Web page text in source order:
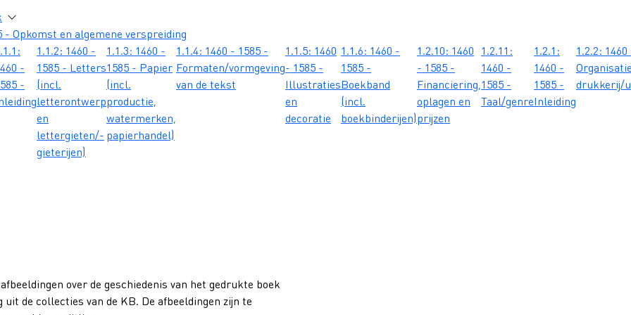
- Opkomst en algemene verspreiding
-
-
1.1.2: 1460 -
1585 - Letters
(incl.
letterontwerp
en
lettergieten/-
gieterijen)
1.1.3: 1460 -
1585 - Papier
(incl.
productie,
watermerken,
papierhandel)
1.1.4: 1460 - 1585 -
Formaten/vormgeving
van de tekst
1.1.5: 1460
- 1585 -
Illustraties
en
decoratie
1.1.6: 1460 -
1585 -
Boekband
(incl.
boekbinderijen)
1.2.10: 1460
- 1585 -
Financiering,
oplagen en
prijzen
1.2.11:
1460 -
1585 -
Taal/genre
1.2.1:
1460 -
1585 -
Inleiding
1.2.2:
drukkerij/
over de geschiedenis van het gedrukte boek
de collecties van de KB. De afbeeldingen zijn te